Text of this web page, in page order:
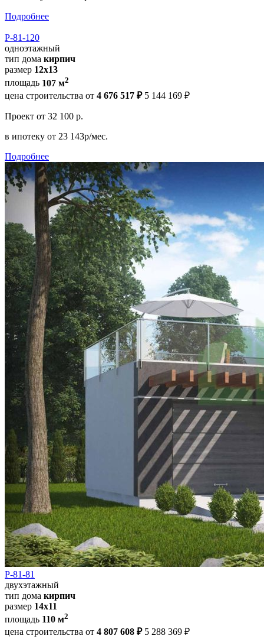
Подробнее
Р-81-120
одноэтажный
тип дома кирпич
размер 12x13
площадь 107 м2
цена строительства от 4 676 517 ₽ 5 144 169 ₽
Проект от 32 100 р.
в ипотеку от 23 143р/мес.
Подробнее
Р-81-81
двухэтажный
тип дома кирпич
размер 14x11
площадь 110 м2
цена строительства от 4 807 608 ₽ 5 288 369 ₽